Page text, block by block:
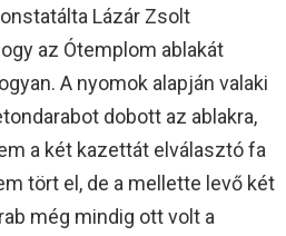
Lázár Zsolt
az Ótemplom ablakát
A nyomok alapján valaki
dobott az ablakra,
a két kazettát elválasztó fa
tört el, de a mellette levő két
még mindig ott volt a